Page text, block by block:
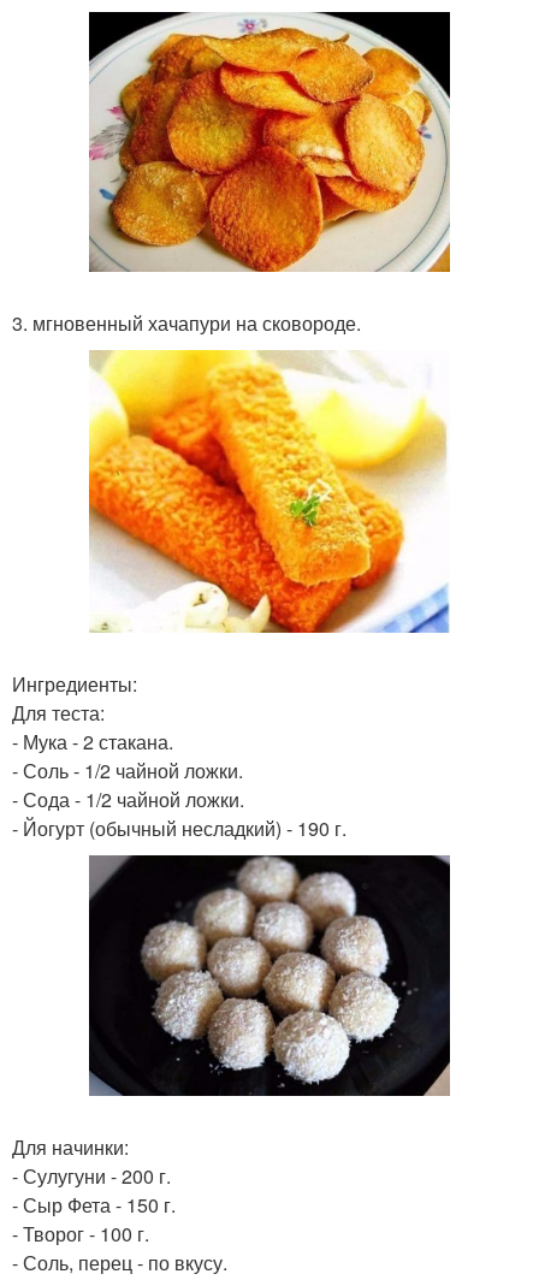
3. мгновенный хачапури на сковороде.
Ингредиенты:
Для теста:
- Мука - 2 стакана.
- Соль - 1/2 чайной ложки.
- Сода - 1/2 чайной ложки.
- Йогурт (обычный несладкий) - 190 г.
Для начинки:
- Сулугуни - 200 г.
- Сыр Фета - 150 г.
- Творог - 100 г.
- Соль, перец - по вкусу.